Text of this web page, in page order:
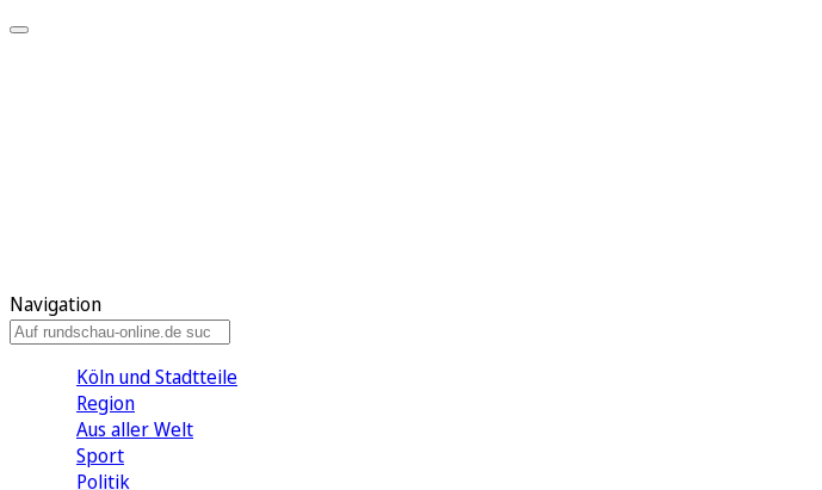
Navigation
Köln und Stadtteile
Region
Aus aller Welt
Sport
Politik